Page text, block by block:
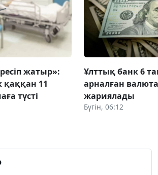
жатыр»:
қаққан 11
түсті
Ұлттық банк 6
арналған
жариялады
Бүгін, 06:12